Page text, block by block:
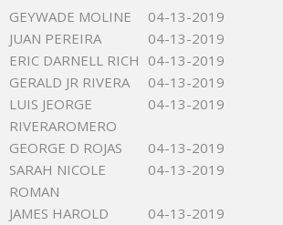
GEYWADE MOLINE
04-13-2019
JUAN PEREIRA
04-13-2019
ERIC DARNELL RICH 04-13-2019
GERALD JR RIVERA
04-13-2019
LUIS JEORGE
RIVERAROMERO
04-13-2019
GEORGE D ROJAS
04-13-2019
SARAH NICOLE
ROMAN
04-13-2019
JAMES HAROLD
04-13-2019